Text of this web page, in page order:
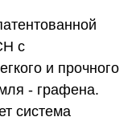
с
и прочного
- графена.
система